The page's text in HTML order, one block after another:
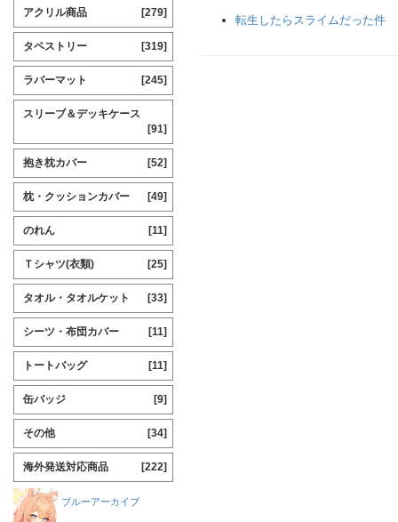
転生したらスライムだった件
アクリル商品 [279]
タペストリー [319]
ラバーマット [245]
スリーブ＆デッキケース
[91]
抱き枕カバー [52]
枕・クッションカバー [49]
のれん [11]
Ｔシャツ(衣類) [25]
タオル・タオルケット [33]
シーツ・布団カバー [11]
トートバッグ [11]
缶バッジ [9]
その他 [34]
海外発送対応商品 [222]
ブルーアーカイブ